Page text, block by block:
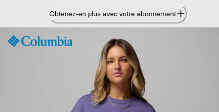
contenu
Obtenez-en plus avec votre abonnement